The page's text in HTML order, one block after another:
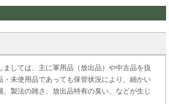
ましては、主に軍用品（放出品）や中古品を扱
・未使用品であっても保管状況により、細かい
製法の雑さ、放出品特有の臭い、などが生じ